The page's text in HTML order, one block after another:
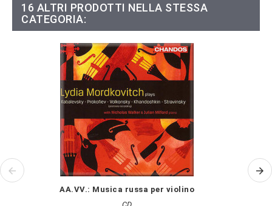
16 ALTRI PRODOTTI NELLA STESSA
CATEGORIA:
AA.VV.: Musica russa per violino
CD